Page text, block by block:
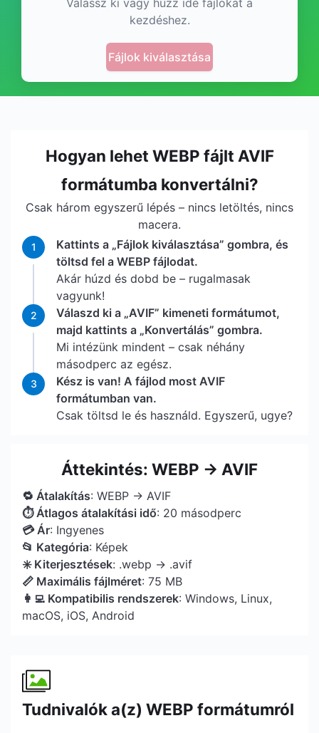
Válassz ki vagy húzz ide fájlokat a
kezdéshez.
Fájlok kiválasztása
Hogyan lehet WEBP fájlt AVIF
formátumba konvertálni?
Csak három egyszerű lépés – nincs letöltés, nincs
macera.
1
Kattints a „Fájlok kiválasztása” gombra, és
töltsd fel a WEBP fájlodat.
Akár húzd és dobd be – rugalmasak
vagyunk!
2
Válaszd ki a „AVIF” kimeneti formátumot,
majd kattints a „Konvertálás” gombra.
Mi intézünk mindent – csak néhány
másodperc az egész.
3
Kész is van! A fájlod most AVIF
formátumban van.
Csak töltsd le és használd. Egyszerű, ugye?
Áttekintés: WEBP → AVIF
🔁 Átalakítás: WEBP → AVIF
⏱ Átlagos átalakítási idő: 20 másodperc
💳 Ár: Ingyenes
📂 Kategória: Képek
✳️ Kiterjesztések: .webp → .avif
📏 Maximális fájlméret: 75 MB
👩‍💻 Kompatibilis rendszerek: Windows, Linux,
macOS, iOS, Android
Tudnivalók a(z) WEBP formátumról